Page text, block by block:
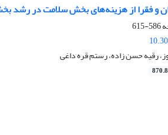
و فقرا از هزینه‌های بخش سلامت در رشد
586-615
رقیه حسن زاده، رستم قره داغی